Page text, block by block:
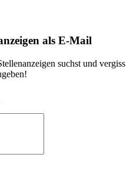
als E-Mail
suchst und vergiss